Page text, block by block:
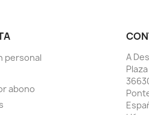
personal
abono
A